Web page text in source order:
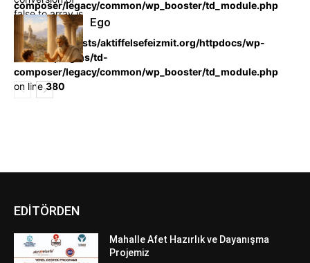
composer/legacy/common/wp_booster/td_module.php
on line380
false to array is
deprecated in
/var/www/vhosts/aktiffelsefeizmit.org/httpdocs/wp-
content/plugins/td-
composer/legacy/common/wp_booster/td_module.php
on line380
Ego
EDİTÖRDEN
Mahalle Afet Hazırlık ve Dayanışma
Projemiz